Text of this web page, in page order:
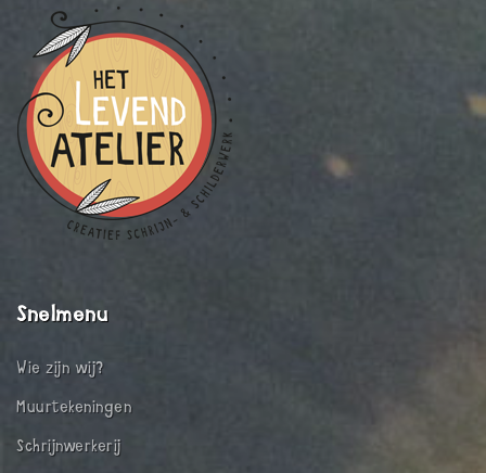
Snelmenu
Wie zijn wij?
Muurtekeningen
Schrijnwerkerij